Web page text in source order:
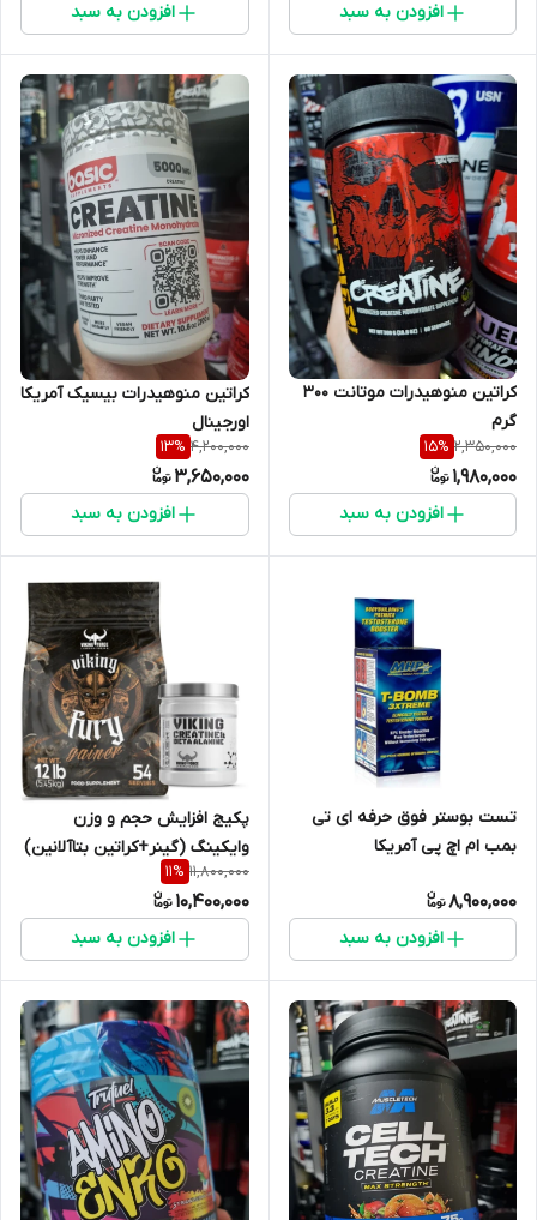
افزودن به سبد افزودن به سبد
کراتین منوهیدرات موتانت 300
گرم
2,350,000
15%
1,980,000
افزودن به سبد
کراتین منوهیدرات بیسیک آمریکا
اورجینال
4,200,000
13%
3,650,000
افزودن به سبد
تست بوستر فوق حرفه ای تی
بمب ام اچ پی آمریکا
8,900,000
افزودن به سبد
پکیج افزایش حجم و وزن
وایکینگ (گینر+کراتین بتاآلانین)
11,800,000
11%
10,400,000
افزودن به سبد